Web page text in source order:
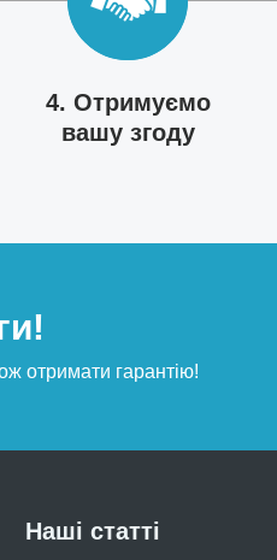
4. Отримуємо
вашу згоду
отримати гарантію!
Наші статті